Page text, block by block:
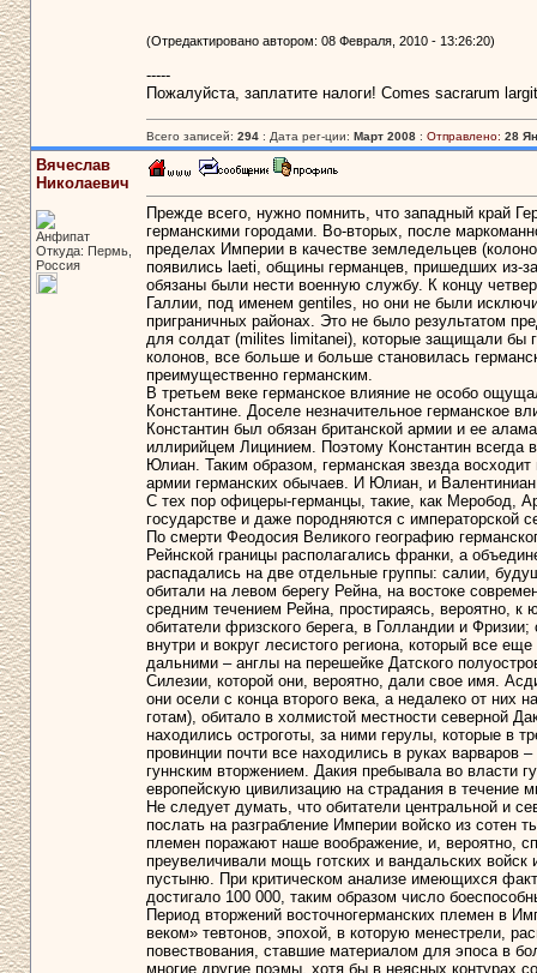
(Отредактировано автором: 08 Февраля, 2010 - 13:26:20)
-----
Пожалуйста, заплатите налоги! Сomes sacrarum
Всего записей: 294: Дата рег-ции: Март 2008: Отправлено: 28
Вячеслав
Николаевич
Анфипат
Откуда: Пермь,
Россия
Прежде всего, нужно помнить, что западный край
германскими городами. Во-вторых, после
пределах Империи в качестве земледельцев
появились laeti, общины германцев, пришедших из-
обязаны были нести военную службу. К концу
Галлии, под именем gentiles, но они не были
приграничных районах. Это не было результатом
для солдат (milites limitanei), которые защищали бы
колонов, все больше и больше становилась
преимущественно германским.
В третьем веке германское влияние не особо
Константине. Доселе незначительное германское
Константин был обязан британской армии и ее
иллирийцем Лицинием. Поэтому Константин всегда
Юлиан. Таким образом, германская звезда
армии германских обычаев. И Юлиан, и
С тех пор офицеры-германцы, такие, как Меробод,
государстве и даже породняются с императорской
По смерти Феодосия Великого географию
Рейнской границы располагались франки, а
распадались на две отдельные группы: салии,
обитали на левом берегу Рейна, на востоке
средним течением Рейна, простираясь, вероятно,
обитатели фризского берега, в Голландии и
внутри и вокруг лесистого региона, который все
дальними – англы на перешейке Датского
Силезии, которой они, вероятно, дали свое имя.
они осели с конца второго века, а недалеко от них
готам), обитало в холмистой местности северной
находились остроготы, за ними герулы, которые в
провинции почти все находились в руках варваров
гуннским вторжением. Дакия пребывала во власти
европейскую цивилизацию на страдания в течение
Не следует думать, что обитатели центральной и
послать на разграбление Империи войско из сотен
племен поражают наше воображение, и, вероятно,
преувеличивали мощь готских и вандальских
пустыню. При критическом анализе имеющихся
достигало 100 000, таким образом число
Период вторжений восточногерманских племен в
веком» тевтонов, эпохой, в которую менестрели,
повествования, ставшие материалом для эпоса в
многие другие поэмы, хотя бы в неясных контурах